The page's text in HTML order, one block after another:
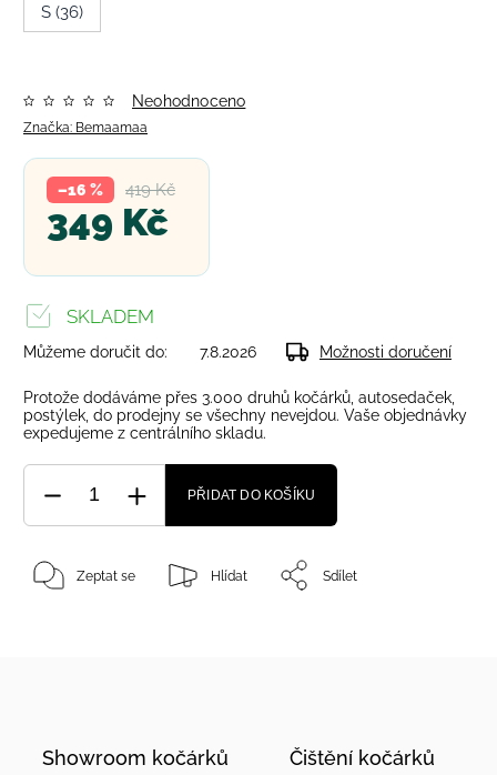
S (36)
Značka: Bemaamaa
Neohodnoceno
419 Kč
–16 %
349 Kč
SKLADEM
Můžeme doručit do: 7.8.2026 Možnosti doručení
Protože dodáváme přes 3.000 druhů kočárků, autosedaček,
postýlek, do prodejny se všechny nevejdou. Vaše objednávky
expedujeme z centrálního skladu.
PŘIDAT DO KOŠÍKU
Zeptat se Hlídat Sdílet
Showroom kočárků Čištění kočárků